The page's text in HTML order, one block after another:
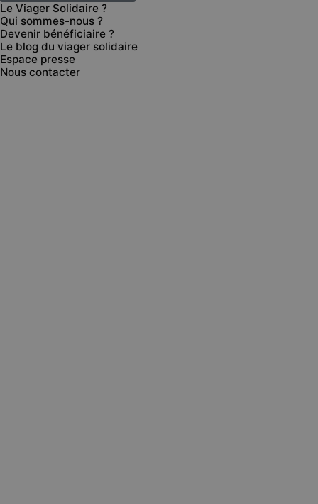
Le Viager Solidaire ?
Qui sommes-nous ?
Devenir bénéficiaire ?
Le blog du viager solidaire
Espace presse
Nous contacter